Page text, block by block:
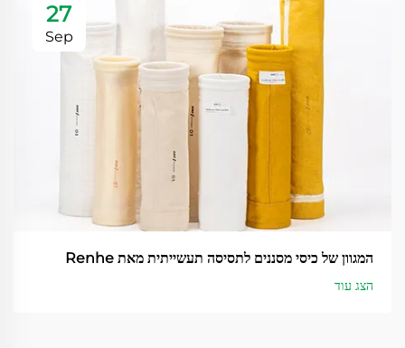
27
Sep
המגוון של כיסי מסננים לתסיסה תעשייתית מאת Renhe
הצג עוד